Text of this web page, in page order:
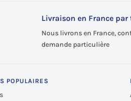
Livraison en France
Nous livrons en France,
demande particulière
POPULAIRES